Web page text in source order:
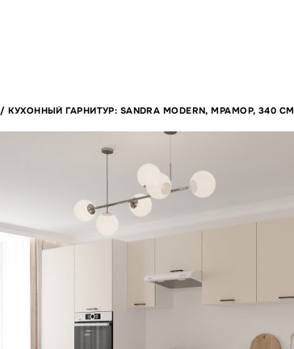
/ КУХОННЫЙ ГАРНИТУР: SANDRA MODERN, МРАМОР, 340 СМ